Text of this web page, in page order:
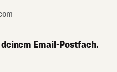
Email-Postfach.